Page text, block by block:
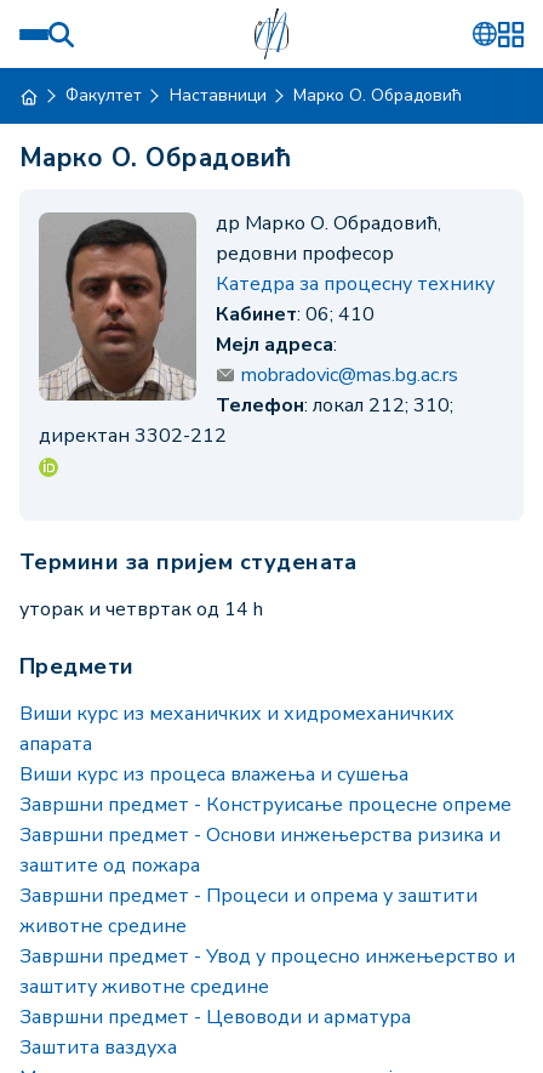
Факултет Наставници Марко О. Обрадовић
Марко О. Обрадовић
др Марко О. Обрадовић,
редовни професор
Катедра за процесну технику
Кабинет: 06; 410
Мејл адреса:
mobradovic@mas.bg.ac.rs
Телефон: локал 212; 310;
директан 3302-212
Термини за пријем студената
уторак и четвртак од 14 h
Предмети
Виши курс из механичких и хидромеханичких
апарата
Виши курс из процеса влажења и сушења
Завршни предмет - Конструисање процесне опреме
Завршни предмет - Основи инжењерства ризика и
заштите од пожара
Завршни предмет - Процеси и опрема у заштити
животне средине
Завршни предмет - Увод у процесно инжењерство и
заштиту животне средине
Завршни предмет - Цевоводи и арматура
Заштита ваздуха